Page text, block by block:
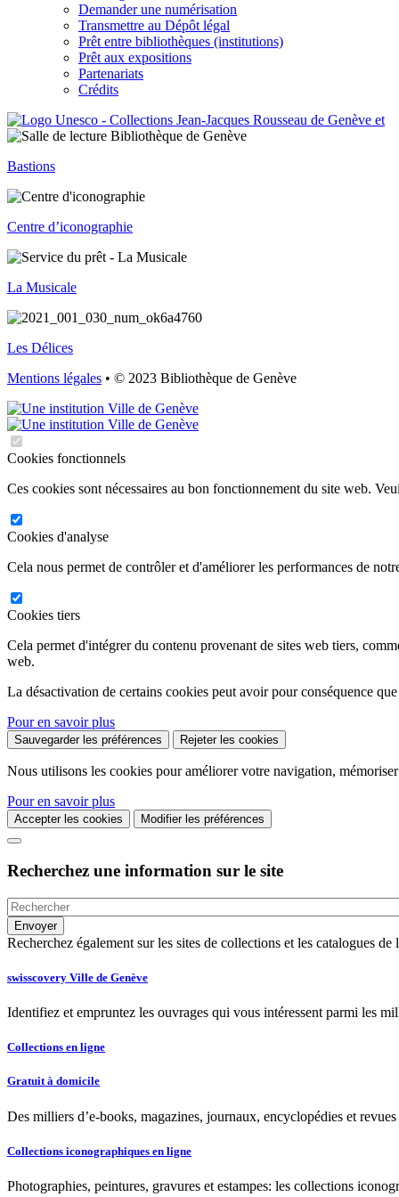
Demander une numérisation
Transmettre au Dépôt légal
Prêt entre bibliothèques (institutions)
Prêt aux expositions
Partenariats
Crédits
Bastions
Centre d’iconographie
La Musicale
Les Délices
Mentions légales • © 2023 Bibliothèque de Genève
Cookies fonctionnels
Ces cookies sont nécessaires au bon fonctionnement du site web.
Cookies d'analyse
Cela nous permet de contrôler et d'améliorer les performances de
Cookies tiers
Cela permet d'intégrer du contenu provenant de sites web tiers,
web.
La désactivation de certains cookies peut avoir pour conséquence
Pour en savoir plus
Sauvegarder les préférences Rejeter les cookies
Nous utilisons les cookies pour améliorer votre navigation,
Pour en savoir plus
Accepter les cookies Modifier les préférences
Recherchez une information sur le site
Recherchez également sur les sites de collections et les catalogues
swisscovery Ville de Genève
Identifiez et empruntez les ouvrages qui vous intéressent parmi les
Collections en ligne
Gratuit à domicile
Des milliers d’e-books, magazines, journaux, encyclopédies et
Collections iconographiques en ligne
Photographies, peintures, gravures et estampes: les collections